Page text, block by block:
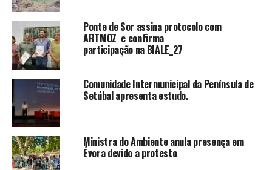
Ponte de Sor assina protocolo com
ARTMOZ e confirma
participação na BIALE_27
Comunidade Intermunicipal da Península de
Setúbal apresenta estudo.
Ministra do Ambiente anula presença em
Évora devido a protesto